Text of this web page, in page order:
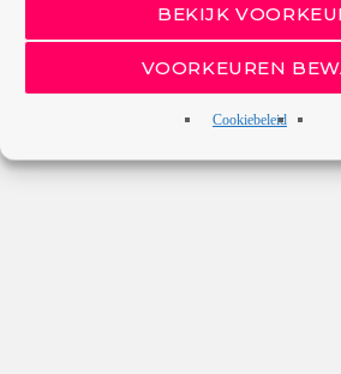
BEKIJK
VOORKEUREN
Cookiebeleid